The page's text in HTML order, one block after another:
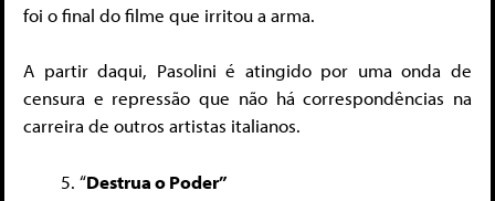
foi o final do filme que irritou a arma.
A partir daqui, Pasolini é atingido por uma onda de
censura e repressão que não há correspondências na
carreira de outros artistas italianos.
“Destrua o Poder”